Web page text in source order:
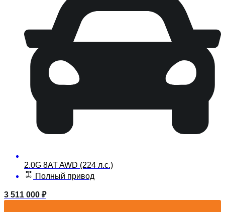
2.0G 8AT AWD (224 л.с.)
Полный привод
3 511 000 ₽